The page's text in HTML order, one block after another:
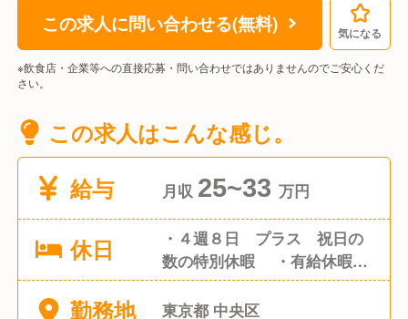
この求人に問い合わせる(無料) 気になる
※飲食店・企業等への直接応募・問い合わせではありませんのでご安心くだ
さい。
この求人はこんな感じ。
給与
月収 25~33 万円
休日
・４週８日 プラス 祝日の
数の特別休暇 ・有給休暇
＊年間１２０日
勤務地 東京都 中央区